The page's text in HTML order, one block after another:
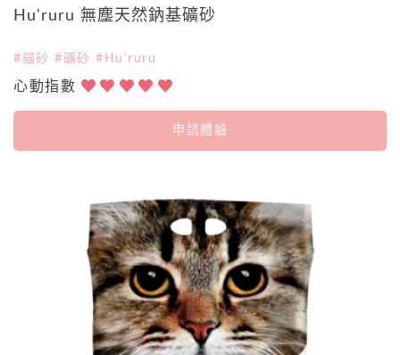
Hu'ruru 無塵天然鈉基礦砂
#貓砂 #礦砂 #Hu'ruru
心動指數
申請體驗